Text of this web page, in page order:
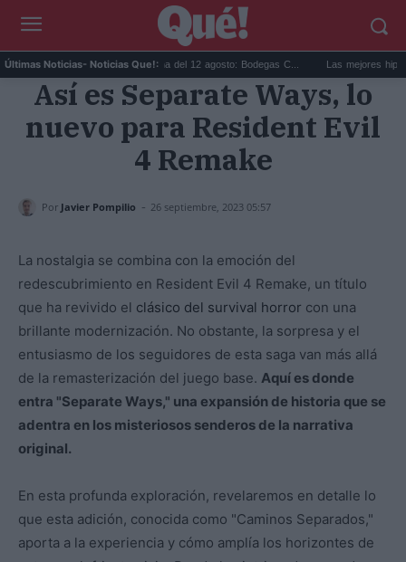
Últimas Noticias- Noticias Que!:
Eclipse solar en Cariñena del 12 agosto: Bodegas C... Las mejores
Así es Separate Ways, lo
nuevo para Resident Evil
4 Remake
Por Javier Pompilio - 26 septiembre, 2023 05:57
La nostalgia se combina con la emoción del
redescubrimiento en Resident Evil 4 Remake, un título
que ha revivido el clásico del survival horror con una
brillante modernización. No obstante, la sorpresa y el
entusiasmo de los seguidores de esta saga van más allá
de la remasterización del juego base. Aquí es donde
entra "Separate Ways," una expansión de historia que se
adentra en los misteriosos senderos de la narrativa
original.
En esta profunda exploración, revelaremos en detalle lo
que esta adición, conocida como "Caminos Separados,"
aporta a la experiencia y cómo amplía los horizontes de